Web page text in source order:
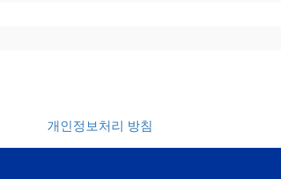
개인정보처리 방침